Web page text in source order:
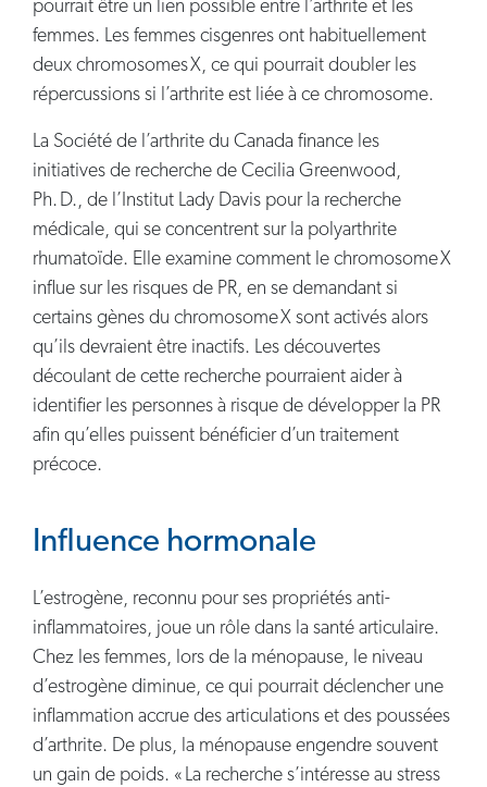
pourrait être un lien possible entre l’arthrite et les
femmes. Les femmes cisgenres ont habituellement
deux chromosomes X, ce qui pourrait doubler les
répercussions si l’arthrite est liée à ce chromosome.
La Société de l’arthrite du Canada finance les
initiatives de recherche de Cecilia Greenwood,
Ph. D., de l’Institut Lady Davis pour la recherche
médicale, qui se concentrent sur la polyarthrite
rhumatoïde. Elle examine comment le chromosome X
influe sur les risques de PR, en se demandant si
certains gènes du chromosome X sont activés alors
qu’ils devraient être inactifs. Les découvertes
découlant de cette recherche pourraient aider à
identifier les personnes à risque de développer la PR
afin qu’elles puissent bénéficier d’un traitement
précoce.
Influence hormonale
L’estrogène, reconnu pour ses propriétés anti-
inflammatoires, joue un rôle dans la santé articulaire.
Chez les femmes, lors de la ménopause, le niveau
d’estrogène diminue, ce qui pourrait déclencher une
inflammation accrue des articulations et des poussées
d’arthrite. De plus, la ménopause engendre souvent
un gain de poids. « La recherche s’intéresse au stress